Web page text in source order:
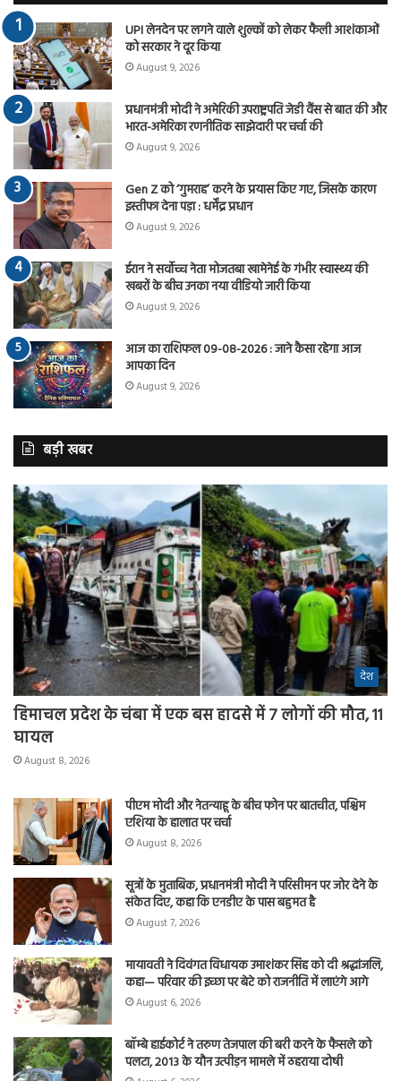
UPI लेनदेन पर लगने वाले शुल्कों को लेकर फैली आशंकाओं
को सरकार ने दूर किया
August 9, 2026
प्रधानमंत्री मोदी ने अमेरिकी उपराष्ट्रपति जेडी वैंस से बात की और
भारत-अमेरिका रणनीतिक साझेदारी पर चर्चा की
August 9, 2026
Gen Z को ‘गुमराह’ करने के प्रयास किए गए, जिसके कारण
इस्तीफा देना पड़ा : धर्मेंद्र प्रधान
August 9, 2026
ईरान ने सर्वोच्च नेता मोजतबा खामेनेई के गंभीर स्वास्थ्य की
खबरों के बीच उनका नया वीडियो जारी किया
August 9, 2026
आज का राशिफल 09-08-2026 : जाने कैसा रहेगा आज
आपका दिन
August 9, 2026
बड़ी खबर
देश
हिमाचल प्रदेश के चंबा में एक बस हादसे में 7 लोगों की मौत, 11
घायल
August 8, 2026
पीएम मोदी और नेतन्याहू के बीच फोन पर बातचीत, पश्चिम
एशिया के हालात पर चर्चा
August 8, 2026
सूत्रों के मुताबिक, प्रधानमंत्री मोदी ने परिसीमन पर जोर देने के
संकेत दिए, कहा कि एनडीए के पास बहुमत है
August 7, 2026
मायावती ने दिवंगत विधायक उमाशंकर सिंह को दी श्रद्धांजलि,
कहा— परिवार की इच्छा पर बेटे को राजनीति में लाएंगे आगे
August 6, 2026
बॉम्बे हाईकोर्ट ने तरुण तेजपाल की बरी करने के फैसले को
पलटा, 2013 के यौन उत्पीड़न मामले में ठहराया दोषी